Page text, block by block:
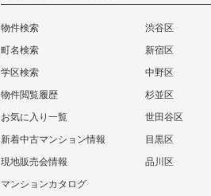
物件検索
町名検索
学区検索
物件閲覧履歴
お気に入り一覧
新着中古マンション情報
現地販売会情報
マンションカタログ
渋谷区
新宿区
中野区
杉並区
世田谷区
目黒区
品川区